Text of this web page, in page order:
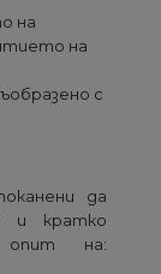
на
на
с
да
и кратко
опит на: